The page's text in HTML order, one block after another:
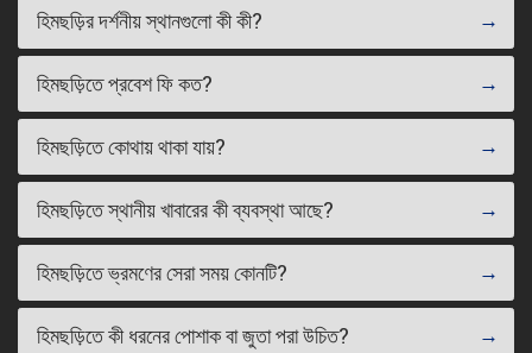
হিমছড়ির দর্শনীয় স্থানগুলো কী কী?
হিমছড়িতে প্রবেশ ফি কত?
হিমছড়িতে কোথায় থাকা যায়?
হিমছড়িতে স্থানীয় খাবারের কী ব্যবস্থা আছে?
হিমছড়িতে ভ্রমণের সেরা সময় কোনটি?
হিমছড়িতে কী ধরনের পোশাক বা জুতা পরা উচিত?